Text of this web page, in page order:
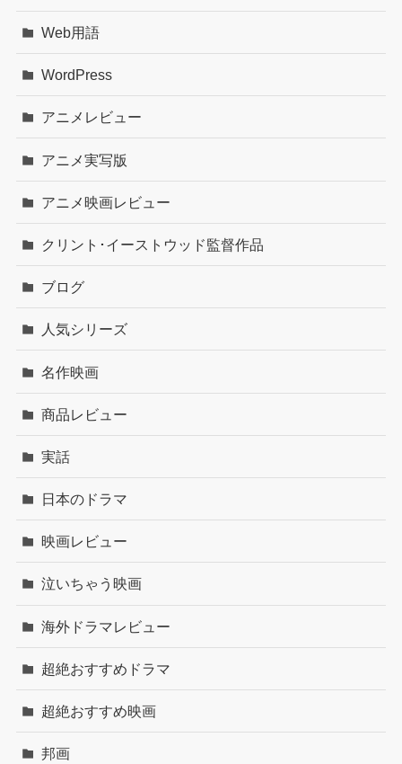
Web用語
WordPress
アニメレビュー
アニメ実写版
アニメ映画レビュー
クリント･イーストウッド監督作品
ブログ
人気シリーズ
名作映画
商品レビュー
実話
日本のドラマ
映画レビュー
泣いちゃう映画
海外ドラマレビュー
超絶おすすめドラマ
超絶おすすめ映画
邦画